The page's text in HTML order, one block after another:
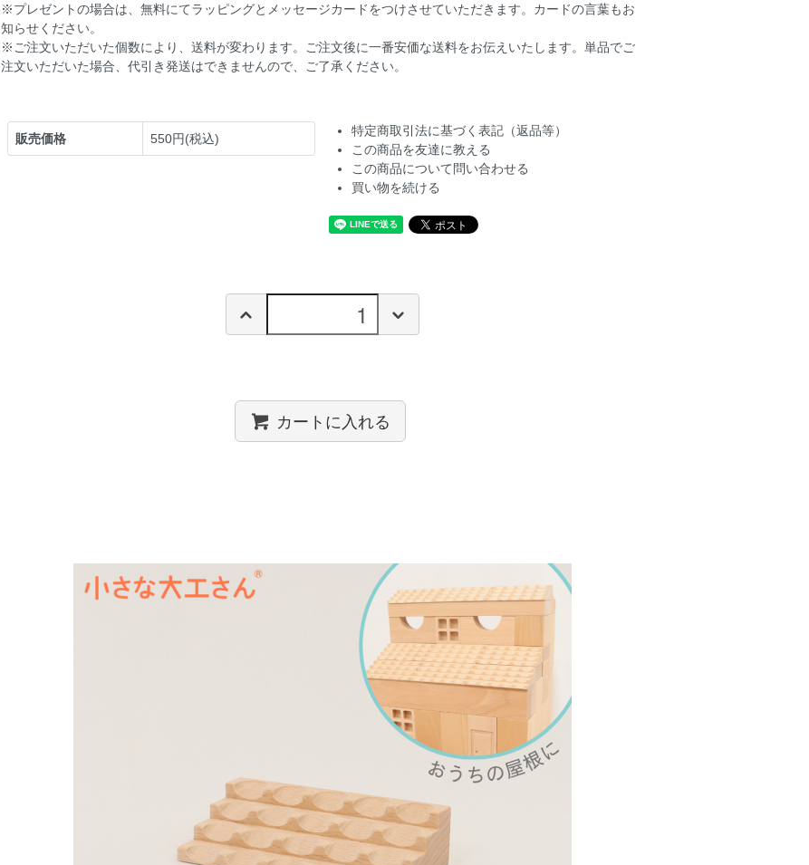
※プレゼントの場合は、無料にてラッピングとメッセージカードをつけさせていただきます。カードの言葉もお
知らせください。
※ご注文いただいた個数により、送料が変わります。ご注文後に一番安価な送料をお伝えいたします。単品でご
注文いただいた場合、代引き発送はできませんので、ご了承ください。
販売価格 550円(税込)
特定商取引法に基づく表記（返品等）
この商品を友達に教える
この商品について問い合わせる
買い物を続ける
カートに入れる